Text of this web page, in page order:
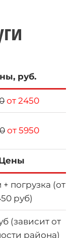
руб.
от 2450
от 5950
погрузка (от
руб)
(зависит от
района)